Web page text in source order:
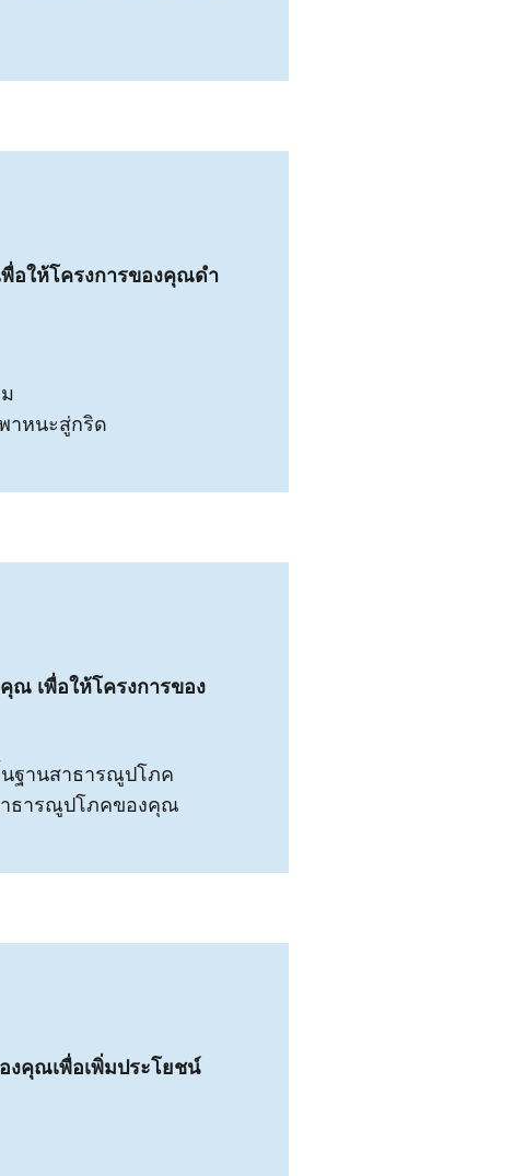
อให้โครงการของคุณดํา
าหนะสู่กริด
ณ เพื่อให้โครงการของ
นฐานสาธารณูปโภค
าธารณูปโภคของคุณ
งคุณเพื่อเพิ่มประโยชน์